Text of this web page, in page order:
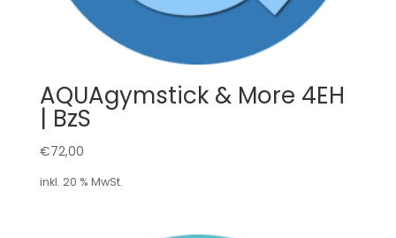
AQUAgymstick & More 4EH
| BzS
€72,00
inkl. 20 % MwSt.